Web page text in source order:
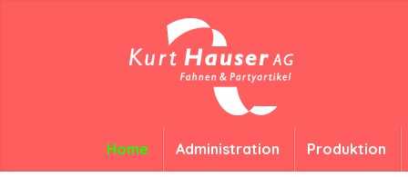
Home Administration Produktion